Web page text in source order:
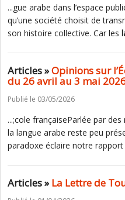
...gue arabe dans l’espace
qu’une société choisit de
son histoire collective. Car les
Articles »Opinions sur
du 26 avril au 3 mai
Publié le 03/05/2026
...;cole françaiseParlée par
la langue arabe reste peu
paradoxe éclaire notre rapport
Articles »La Lettre de